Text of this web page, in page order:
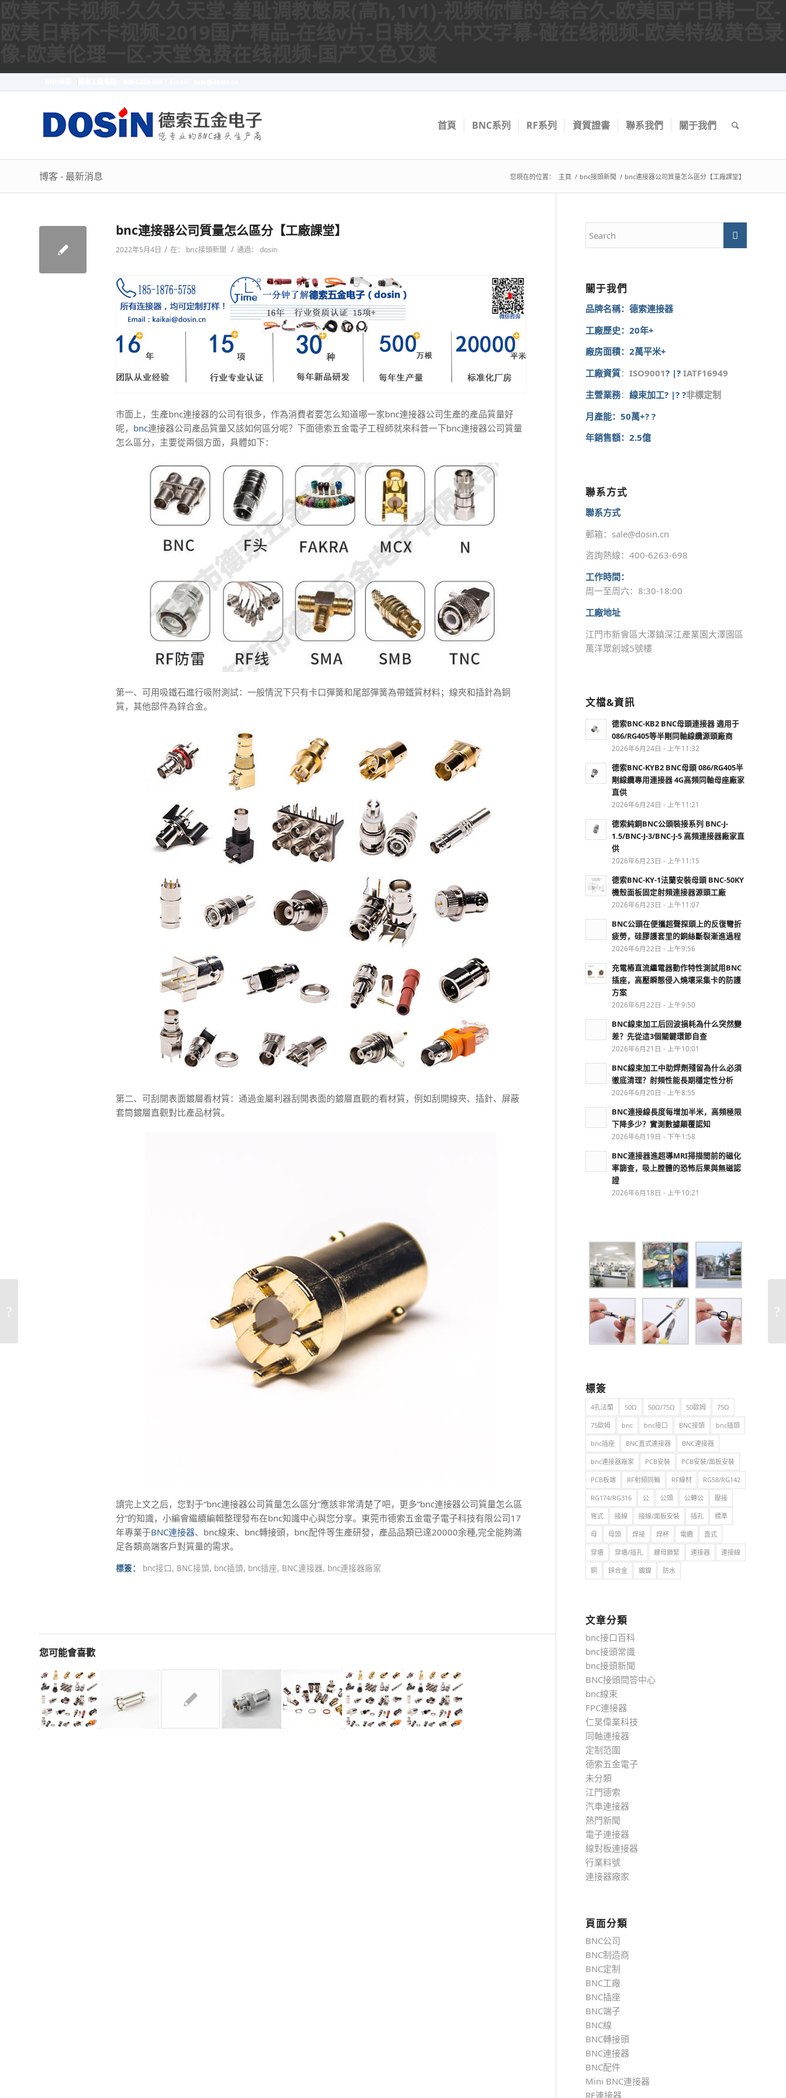
首頁 BNC系列 RF系列 資質證書 聯系我們 關于我們
博客 - 最新消息 您現在的位置： 主頁 / bnc接頭新聞 / bnc連接器公司質量怎么區分【工廠課堂】
bnc連接器公司質量怎么區分【工廠課堂】
2022年5月4日 / 在： bnc接頭新聞 / 通過： dosin
市面上，生產bnc連接器的公司有很多，作為消費者要怎么知道哪一家bnc連接器公司生產的產品質量好
呢， bnc連接器公司產品質量又該如何區分呢？下面德索五金電子工程師就來科普一下bnc連接器公司質量
怎么區分，主要從兩個方面，具體如下：
第一、可用吸鐵石進行吸附測試：一般情況下只有卡口彈簧和尾部彈簧為帶鐵質材料；線夾和插針為銅
質，其他部件為鋅合金。
第二、可刮開表面鍍層看材質：通過金屬利器刮開表面的鍍層直觀的看材質，例如刮開線夾、插針、屏蔽
套筒鍍層直觀對比產品材質。
讀完上文之后，您對于“bnc連接器公司質量怎么區分”應該非常清楚了吧，更多“bnc連接器公司質量怎么區
分”的知識，小編會繼續編輯整理發布在bnc知識中心與您分享。東莞市德索五金電子電子科技有限公司17
年專業于BNC連接器、bnc線束、bnc轉接頭，bnc配件等生產研發，產品品類已達20000余種,完全能夠滿
足各類高端客戶對質量的需求。
標簽： bnc接口, BNC接頭, bnc插頭, bnc插座, BNC連接器, bnc連接器廠家
您可能會喜歡
關于我們
品牌名稱：德索連接器
工廠歷史：20年+
廠房面積：2萬平米+
工廠資質：ISO9001? |?IATF16949
主營業務：線束加工? |? ?非標定制
月產能：50萬+? ?
年銷售額：2.5億
聯系方式
聯系方式
郵箱：sale@dosin.cn
咨詢熱線：400-6263-698
工作時間：
周一至周六：8:30-18:00
工廠地址
江門市新會區大澤鎮深江產業園大澤園區
萬洋眾創城5號樓
文檔&資訊
德索BNC-KB2 BNC母頭連接器 適用于
086/RG405等半剛同軸線纜源頭廠商
2026年6月24日 - 上午11:32
德索BNC-KYB2 BNC母頭 086/RG405半
剛線纜專用連接器 4G高頻同軸母座廠家
直供
2026年6月24日 - 上午11:21
德索純銅BNC公頭裝接系列 BNC-J-
1.5/BNC-J-3/BNC-J-5 高頻連接器廠家直
供
2026年6月23日 - 上午11:15
德索BNC-KY-1法蘭安裝母頭 BNC-50KY
機殼面板固定射頻連接器源頭工廠
2026年6月23日 - 上午11:07
BNC公頭在便攜超聲探頭上的反復彎折
疲勞，硅膠護套里的銅絲斷裂漸進過程
2026年6月22日 - 上午9:56
充電樁直流繼電器動作特性測試用BNC
插座，高壓瞬態侵入燒壞采集卡的防護
方案
2026年6月22日 - 上午9:50
BNC線束加工后回波損耗為什么突然變
差？先從這3個關鍵環節自查
2026年6月21日 - 上午10:01
BNC線束加工中助焊劑殘留為什么必須
徹底清理？射頻性能長期穩定性分析
2026年6月20日 - 上午8:55
BNC連接線長度每增加半米，高頻極限
下降多少？實測數據顛覆認知
2026年6月19日 - 下午1:58
BNC連接器進超導MRI掃描間前的磁化
率篩查，吸上膛體的恐怖后果與無磁認
證
2026年6月18日 - 上午10:21
標簽
4孔法蘭 50Ω 50Ω/75Ω 50歐姆 75Ω
75歐姆 bnc bnc接口 BNC接頭 bnc插頭
bnc插座 BNC直式連接器 BNC連接器
bnc連接器廠家 PCB安裝 PCB安裝/面板安裝
PCB板端 RF射頻同軸 RF線材 RG58/RG142
RG174/RG316 公 公頭 公轉公 壓接
彎式 接線 接線/面板安裝 插孔 標準
母 母頭 焊接 焊杯 電纜 直式
穿墻 穿墻/插孔 螺母鎖緊 連接器 連接線
銅 鋅合金 鍍鎳 防水
文章分類
bnc接口百科
bnc接頭常識
bnc接頭新聞
BNC接頭問答中心
bnc線束
FPC連接器
仁昊偉業科技
同軸連接器
定制范圍
德索五金電子
未分類
江門德索
汽車連接器
熱門新聞
電子連接器
線對板連接器
行業料號
連接器廠家
頁面分類
BNC公司
BNC制造商
BNC定制
BNC工廠
BNC插座
BNC端子
BNC線
BNC轉接頭
BNC連接器
BNC配件
Mini BNC連接器
RF連接器